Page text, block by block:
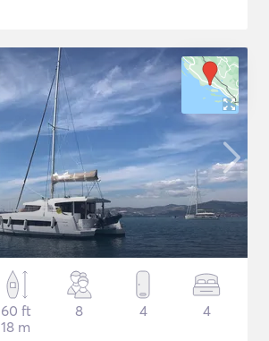
60 ft
18 m
8 4 4